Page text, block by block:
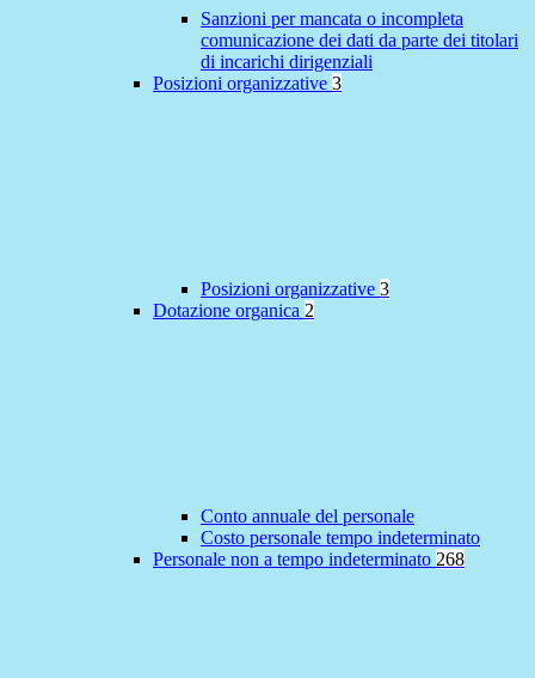
Sanzioni per mancata o incompleta
comunicazione dei dati da parte dei titolari
di incarichi dirigenziali
Posizioni organizzative 3
Posizioni organizzative 3
Dotazione organica 2
Conto annuale del personale
Costo personale tempo indeterminato
Personale non a tempo indeterminato 268